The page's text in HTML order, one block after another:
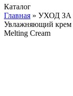
Каталог
Главная » УХОД
Увлажняющий крем
Melting Cream